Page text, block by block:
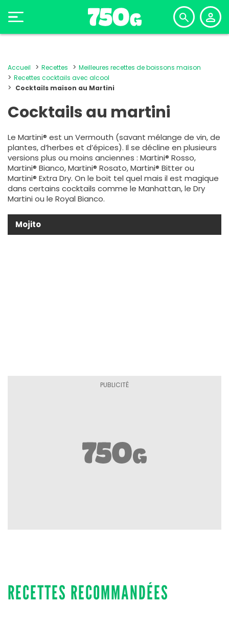
Accueil Recettes
Meilleures recettes de boissons maison
Recettes cocktails avec alcool
Cocktails maison au Martini
Cocktails au martini
Le Martini® est un Vermouth (savant mélange de vin, de
plantes, d’herbes et d’épices). Il se décline en plusieurs
versions plus ou moins anciennes : Martini® Rosso,
Martini® Bianco, Martini® Rosato, Martini® Bitter ou
Martini® Extra Dry. On le boit tel quel mais il est magique
dans certains cocktails comme le Manhattan, le Dry
Martini ou le Royal Bianco.
Mojito
RECETTES RECOMMANDÉES